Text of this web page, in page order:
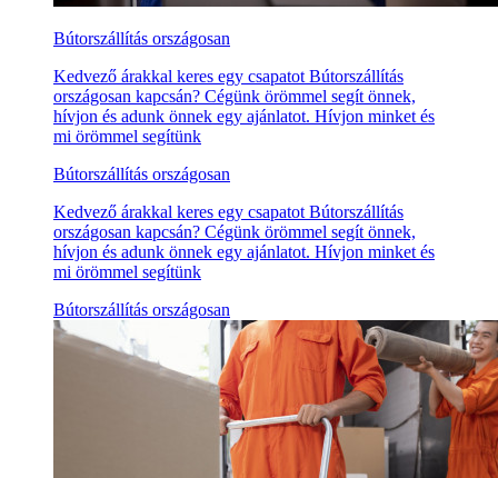
Bútorszállítás országosan
Kedvező árakkal keres egy csapatot Bútorszállítás
országosan kapcsán? Cégünk örömmel segít önnek,
hívjon és adunk önnek egy ajánlatot. Hívjon minket és
mi örömmel segítünk
Bútorszállítás országosan
Kedvező árakkal keres egy csapatot Bútorszállítás
országosan kapcsán? Cégünk örömmel segít önnek,
hívjon és adunk önnek egy ajánlatot. Hívjon minket és
mi örömmel segítünk
Bútorszállítás országosan